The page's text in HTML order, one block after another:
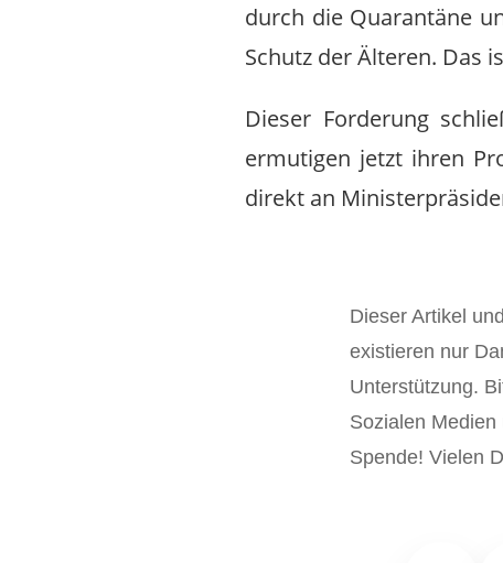
durch die Quarantäne
Schutz der Älteren. Das
Dieser Forderung
ermutigen jetzt ihren
direkt an
Dieser Artikel
existieren nur
Unterstützung.
Sozialen
Spende! Vielen